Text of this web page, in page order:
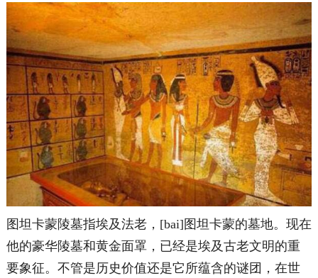
图坦卡蒙陵墓指埃及法老，[bai]图坦卡蒙的墓地。现在
他的豪华陵墓和黄金面罩，已经是埃及古老文明的重
要象征。不管是历史价值还是它所蕴含的谜团，在世